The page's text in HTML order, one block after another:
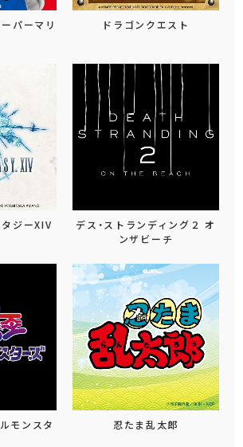
パーマリ
ドラゴンクエスト
ジーXIV
デス・ストランディング２ オ
ンザビーチ
モンスタ
忍たま乱太郎